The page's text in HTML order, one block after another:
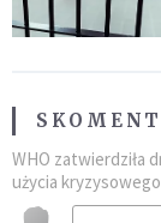
WHO zatwierdziła
użycia kryzysowego